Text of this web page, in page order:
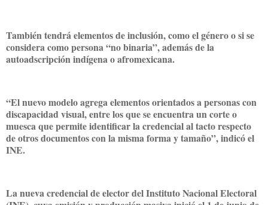
También tendrá elementos de inclusión, como el género o si se
considera como persona “no binaria”, además de la
autoadscripción indígena o afromexicana.
“El nuevo modelo agrega elementos orientados a personas con
discapacidad visual, entre los que se encuentra un corte o
muesca que permite identificar la credencial al tacto respecto
de otros documentos con la misma forma y tamaño”, indicó el
INE.
La nueva credencial de elector del Instituto Nacional Electoral